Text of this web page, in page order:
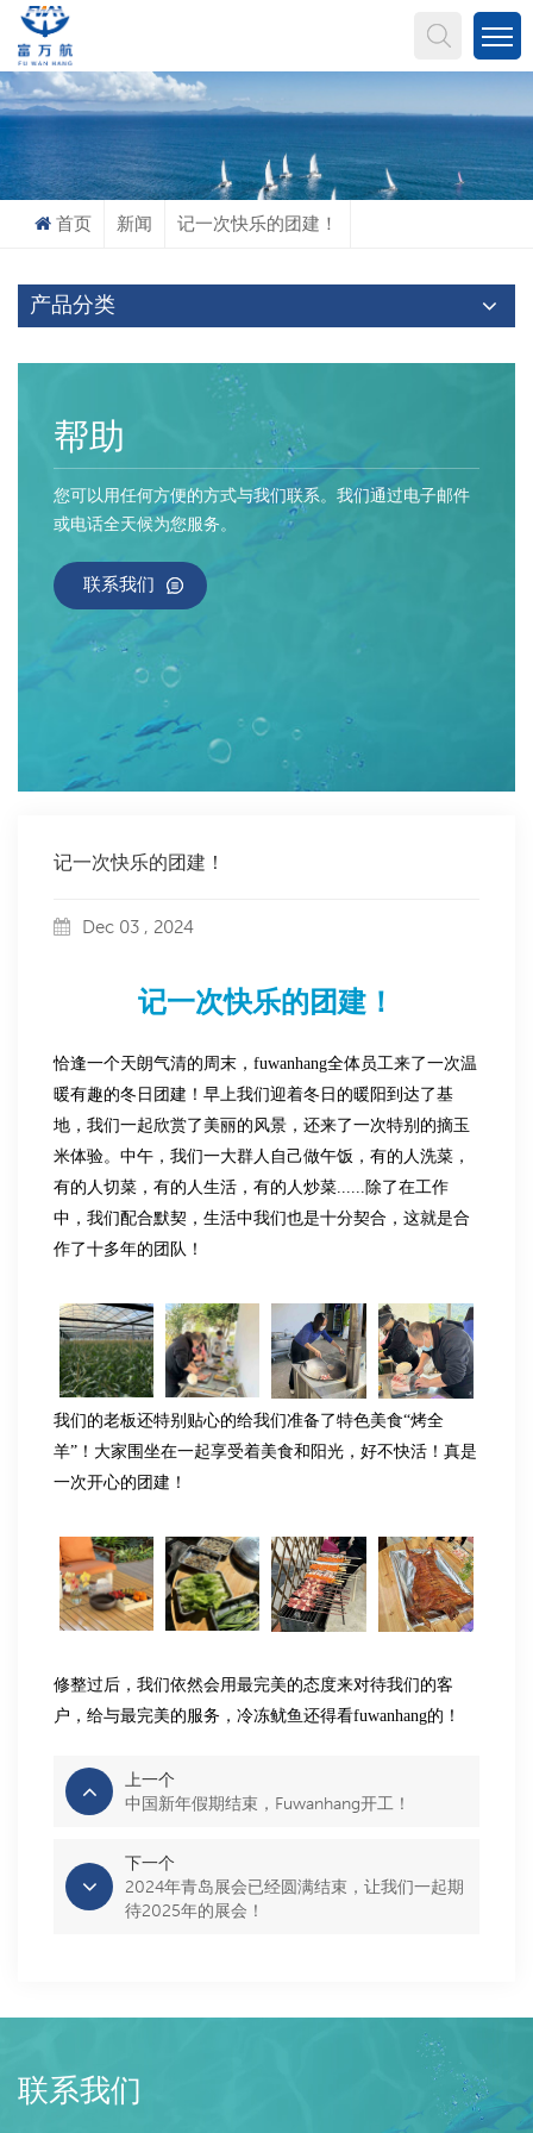
首页 新闻 记一次快乐的团建！
产品分类
帮助
您可以用任何方便的方式与我们联系。我们通过电子邮件
或电话全天候为您服务。
联系我们
记一次快乐的团建！
Dec 03 , 2024
记一次快乐的团建！
恰逢一个天朗气清的周末， fuwanhang全体员工来了一次温
暖有趣的冬日团建！早上我们迎着冬日的暖阳到达了基
地，我们一起欣赏了美丽的风景，还来了一次特别的摘玉
米体验。中午，我们一大群人自己做午饭，有的人洗菜，
有的人切菜，有的人生活，有的人炒菜...... 除了在工作
中，我们配合默契，生活中我们也是十分契合，这就是合
作了十多年的团队！
我们的老板还特别贴心的给我们准备了特色美食“烤全
羊”！大家围坐在一起享受着美食和阳光，好不快活！真是
一次开心的团建！
修整过后，我们依然会用最完美的态度来对待我们的客
户，给与最完美的服务，冷冻鱿鱼还得看fuwanhang的！
上一个
中国新年假期结束，Fuwanhang开工！
下一个
2024年青岛展会已经圆满结束，让我们一起期
待2025年的展会！
联系我们